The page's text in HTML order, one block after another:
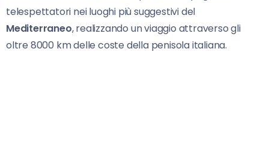
telespettatori nei luoghi più suggestivi del
Mediterraneo, realizzando un viaggio attraverso gli
oltre 8000 km delle coste della penisola italiana.